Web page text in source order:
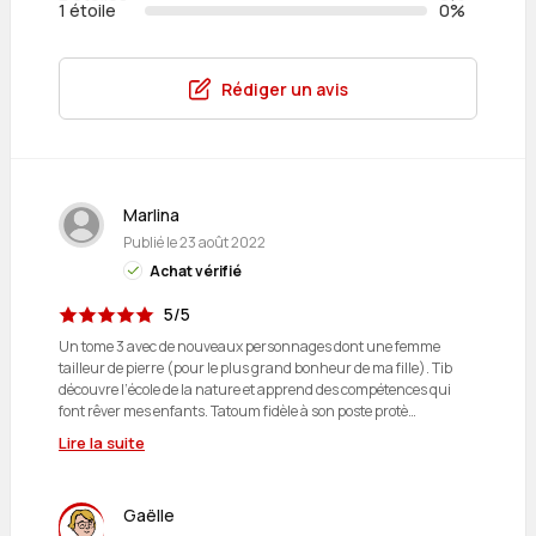
1 étoile 0%
Rédiger un avis
Marlina
Publié le23 août 2022
Achat vérifié
5/5
Un tome 3 avec de nouveaux personnages dont une femme
tailleur de pierre (pour le plus grand bonheur de ma fille). Tib
découvre l’école de la nature et apprend des compétences qui
font rêver mes enfants. Tatoum fidèle à son poste protè…
Lire la suite
Gaëlle